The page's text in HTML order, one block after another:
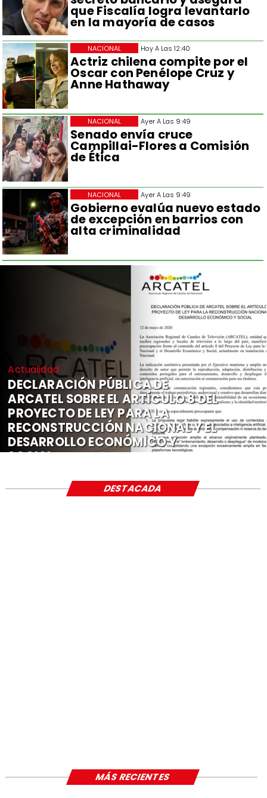
que Fiscalía logra levantarlo
en la mayoría de casos
Hoy A Las 12:40
Actriz chilena compite por el
Oscar con Penélope Cruz y
Anne Hathaway
NACIONAL
Ayer A Las 9:49
Senado envía cruce
Campillai-Flores a Comisión
de Ética
NACIONAL
Ayer A Las 9:49
Gobierno evalúa nuevo estado
de excepción en barrios con
alta criminalidad
NACIONAL
Actualidad
DECLARACIÓN PÚBLICA DE
ARCATEL SOBRE EL ARTÍCULO 8 DEL
PROYECTO DE LEY PARA LA
RECONSTRUCCIÓN NACIONAL Y EL
DESARROLLO ECONÓMICO Y
SOCIAL
DESTACADA
MÁS RECIENTES